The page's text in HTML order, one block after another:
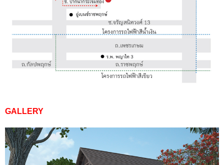
GALLERY